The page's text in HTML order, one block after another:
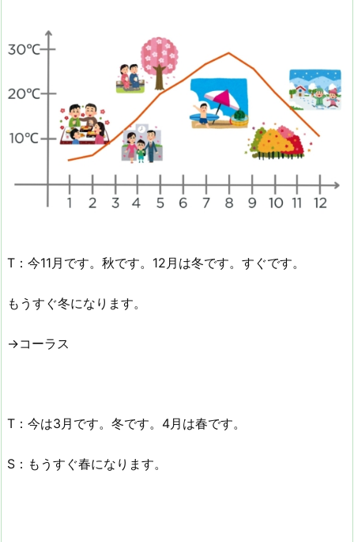
T：今11月です。秋です。12月は冬です。すぐです。
もうすぐ冬になります。
→コーラス
T：今は3月です。冬です。4月は春です。
S：もうすぐ春になります。